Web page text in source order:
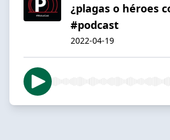
¿plagas o héroes
#podcast
2022-04-19